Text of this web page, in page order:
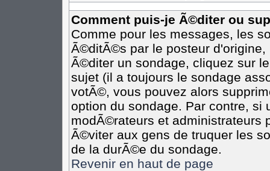
Comment puis-je Ã©diter ou
Comme pour les messages, les
Ã©ditÃ©s par le posteur
Ã©diter un sondage, cliquez sur
sujet (il a toujours le sondage
votÃ©, vous pouvez alors
option du sondage. Par contre,
modÃ©rateurs et administrateurs
Ã©viter aux gens de truquer les
de la durÃ©e du sondage.
Revenir en haut de page